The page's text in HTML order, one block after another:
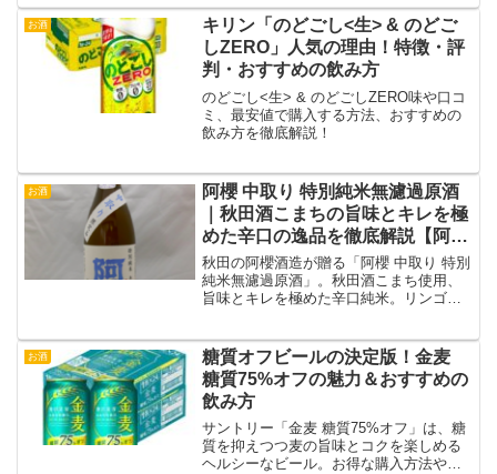
お酒
キリン「のどごし<生> & のどご
しZERO」人気の理由！特徴・評
判・おすすめの飲み方
のどごし<生> & のどごしZERO味や口コ
ミ、最安値で購入する方法、おすすめの
飲み方を徹底解説！
お酒
阿櫻 中取り 特別純米無濾過原酒
｜秋田酒こまちの旨味とキレを極
めた辛口の逸品を徹底解説【阿櫻
酒造】
秋田の阿櫻酒造が贈る「阿櫻 中取り 特別
純米無濾過原酒」。秋田酒こまち使用、
旨味とキレを極めた辛口純米。リンゴ香
お酒
糖質オフビールの決定版！金麦
糖質75%オフの魅力＆おすすめの
飲み方
サントリー「金麦 糖質75%オフ」は、糖
質を抑えつつ麦の旨味とコクを楽しめる
ヘルシーなビール。お得な購入方法やお